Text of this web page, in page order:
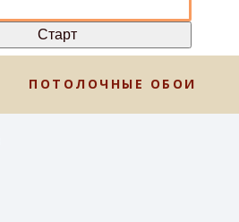
ПОТОЛОЧНЫЕ ОБОИ